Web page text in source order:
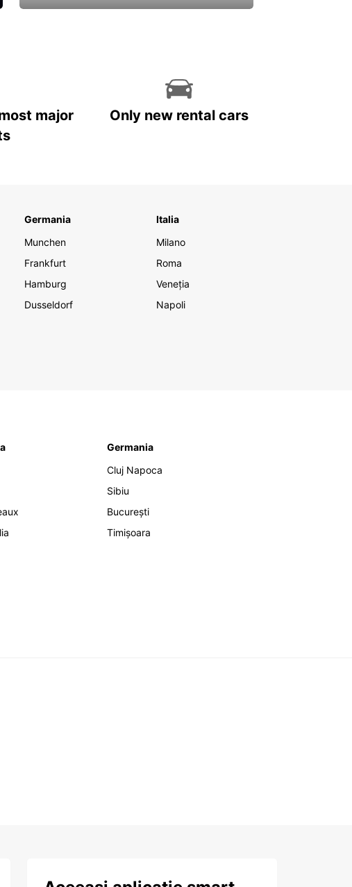
major
Only new rental cars
Germania
Munchen
Frankfurt
Hamburg
Dusseldorf
Italia
Milano
Roma
Veneția
Napoli
Germania
Cluj Napoca
Sibiu
București
Timișoara